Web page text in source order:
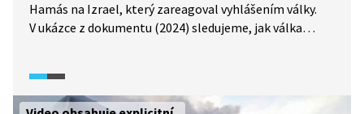
Hamás na Izrael, který zareagoval vyhlášením války.
V ukázce z dokumentu (2024) sledujeme, jak válka
a jak na celou situaci reagují další světoví aktéři?